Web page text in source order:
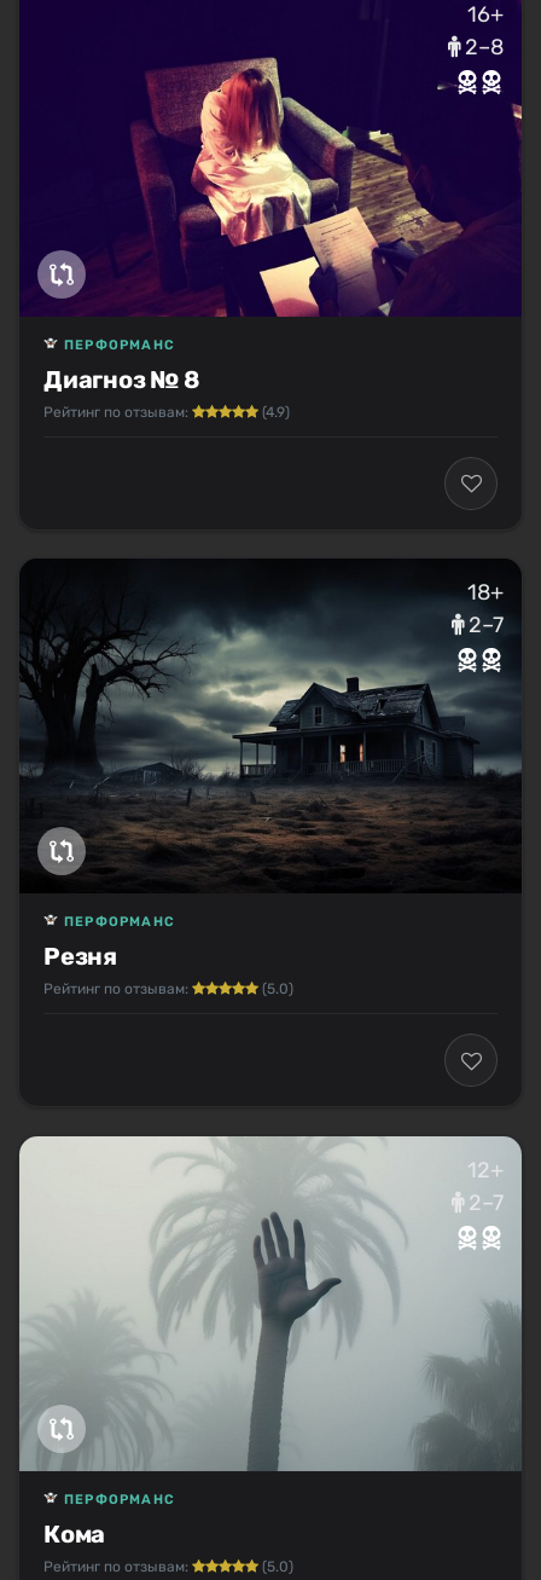
16+
2–8
Диагноз № 8
ПЕРФОРМАНС
Рейтинг по отзывам: (4.9)
18+
2–7
Резня
ПЕРФОРМАНС
Рейтинг по отзывам: (5.0)
12+
2–7
Кома
ПЕРФОРМАНС
Рейтинг по отзывам: (5.0)